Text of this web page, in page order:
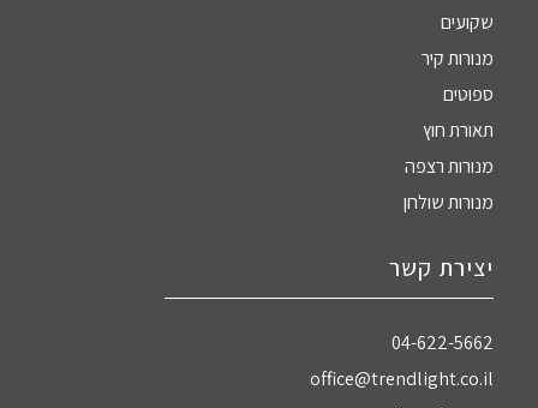
שקועים
מנורות קיר
ספוטים
תאורת חוץ
מנורות רצפה
מנורות שולחן
יצירת קשר
04-622-5662‏
office@trendlight.co.il